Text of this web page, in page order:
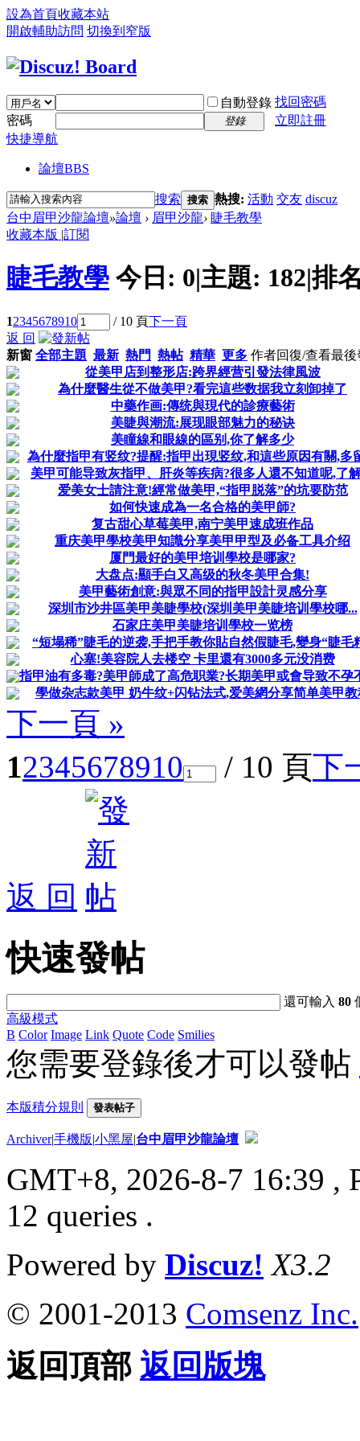
設為首頁收藏本站
開啟輔助訪問 切換到窄版
自動登錄 找回密碼
密碼
登錄
立即註冊
快捷導航
論壇BBS
搜索 搜索 熱搜: 活動 交友 discuz
台中眉甲沙龍論壇»論壇 › 眉甲沙龍› 睫毛教學
收藏本版 |訂閱
睫毛教學 今日: 0|主題: 182|排
12345678910 / 10 頁下一頁
返 回
新窗 全部主題 最新 熱門 熱帖 精華 更多 作者回復/查看最後
從美甲店到整形店:跨界經营引發法律風波
為什麼醫生從不做美甲?看完這些数据我立刻卸掉了
中藥作画:傳统與現代的診療藝術
美睫與潮流:展现眼部魅力的秘诀
美瞳線和眼線的區别,你了解多少
為什麼指甲有竖纹?提醒:指甲出現竖纹,和這些原因有關,多
美甲可能导致灰指甲、肝炎等疾病?很多人還不知道呢,了
爱美女士請注意!經常做美甲,“指甲脱落”的坑要防范
如何快速成為一名合格的美甲師?
复古甜心草莓美甲,南宁美甲速成班作品
重庆美甲學校美甲知識分享美甲甲型及必备工具介绍
厦門最好的美甲培训學校是哪家?
大盘点:顯手白又高级的秋冬美甲合集!
美甲藝術創意:與眾不同的指甲設計灵感分享
深圳市沙井區美甲美睫學校(深圳美甲美睫培训學校哪...
石家庄美甲美睫培训學校一览榜
“短塌稀”睫毛的逆袭,手把手教你貼自然假睫毛,變身“睫毛
心塞!美容院人去楼空 卡里還有3000多元没消费
指甲油有多毒?美甲師成了高危职業?长期美甲或會导致不孕
學做杂志款美甲 奶牛纹+闪钻法式,爱美網分享简单美甲教
下一頁 »
12345678910 / 10 頁下
返 回
快速發帖
還可輸入80
高級模式
B Color Image Link Quote Code Smilies
您需要登錄後才可以發帖
本版積分規則 發表帖子
Archiver|手機版|小黑屋|台中眉甲沙龍論壇
GMT+8, 2026-8-7 16:39 ,
12 queries .
Powered by Discuz! X3.2
© 2001-2013 Comsenz Inc.
返回頂部 返回版塊